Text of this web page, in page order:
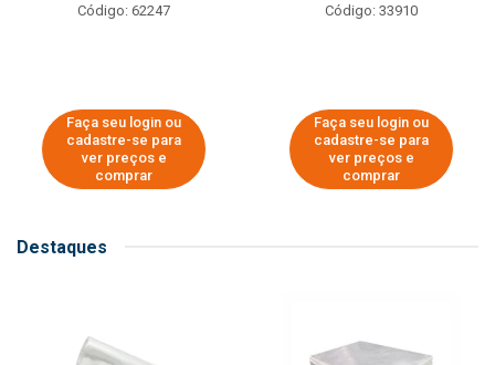
Código: 62247
Faça seu login ou
cadastre-se para
ver preços e
comprar
Código: 33910
Faça seu login ou
cadastre-se para
ver preços e
comprar
Destaques